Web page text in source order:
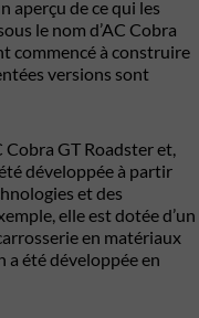
aperçu de ce qui les
le nom d’AC Cobra
commencé à construire
versions sont
Cobra GT Roadster et,
développée à partir
et des
elle est dotée d’un
en matériaux
a été développée en